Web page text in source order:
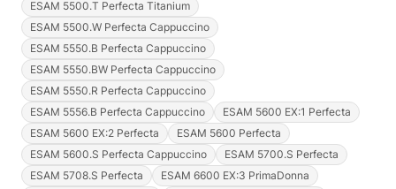
ESAM 5500.T Perfecta Titanium
ESAM 5500.W Perfecta Cappuccino
ESAM 5550.B Perfecta Cappuccino
ESAM 5550.BW Perfecta Cappuccino
ESAM 5550.R Perfecta Cappuccino
ESAM 5556.B Perfecta Cappuccino
ESAM 5600 EX:1 Perfecta
ESAM 5600 EX:2 Perfecta
ESAM 5600 Perfecta
ESAM 5600.S Perfecta Cappuccino
ESAM 5700.S Perfecta
ESAM 5708.S Perfecta
ESAM 6600 EX:3 PrimaDonna